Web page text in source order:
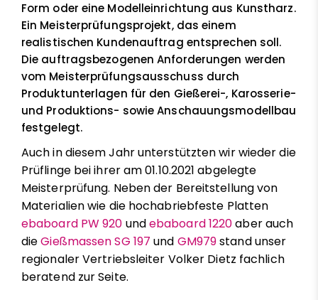
Form oder eine Modelleinrichtung aus Kunstharz.
Ein Meisterprüfungsprojekt, das einem
realistischen Kundenauftrag entsprechen soll.
Die auftragsbezogenen Anforderungen werden
vom Meisterprüfungsausschuss durch
Produktunterlagen für den Gießerei-, Karosserie-
und Produktions- sowie Anschauungsmodellbau
festgelegt.
Auch in diesem Jahr unterstützten wir wieder die
Prüflinge bei ihrer am 01.10.2021 abgelegte
Meisterprüfung. Neben der Bereitstellung von
Materialien wie die hochabriebfeste Platten
ebaboard PW 920 undebaboard 1220aber auch
dieGießmassen SG 197 und GM979stand unser
regionaler Vertriebsleiter Volker Dietz fachlich
beratend zur Seite.